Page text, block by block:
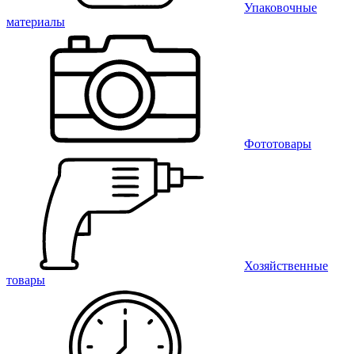
Упаковочные
материалы
Фототовары
Хозяйственные
товары